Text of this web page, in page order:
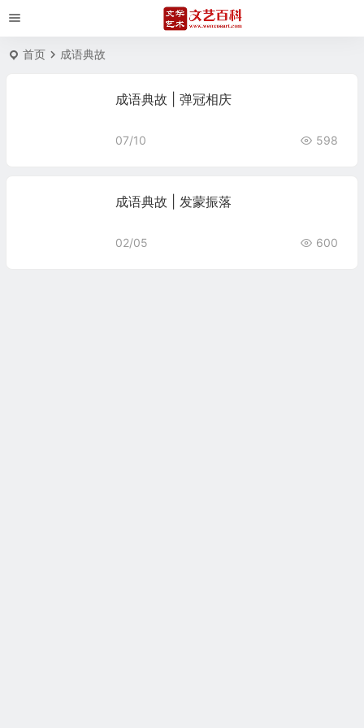
首页 成语典故
成语典故 | 弹冠相庆
07/10 598
成语典故 | 发蒙振落
02/05 600